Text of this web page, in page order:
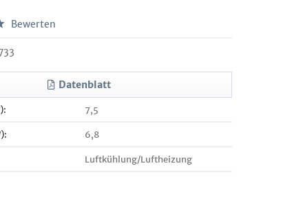
Bewerten
Datenblatt
7,5
6,8
Luftkühlung/Luftheizung